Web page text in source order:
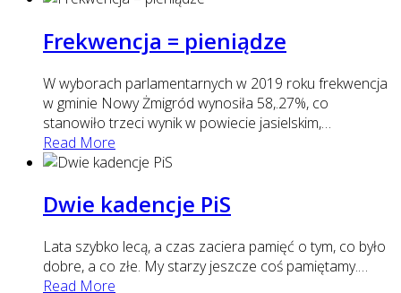
Frekwencja = pieniądze
W wyborach parlamentarnych w 2019 roku frekwencja
w gminie Nowy Żmigród wynosiła 58,.27%, co
stanowiło trzeci wynik w powiecie jasielskim,…
Read More
Dwie kadencje PiS
Lata szybko lecą, a czas zaciera pamięć o tym, co było
dobre, a co złe. My starzy jeszcze coś pamiętamy.…
Read More